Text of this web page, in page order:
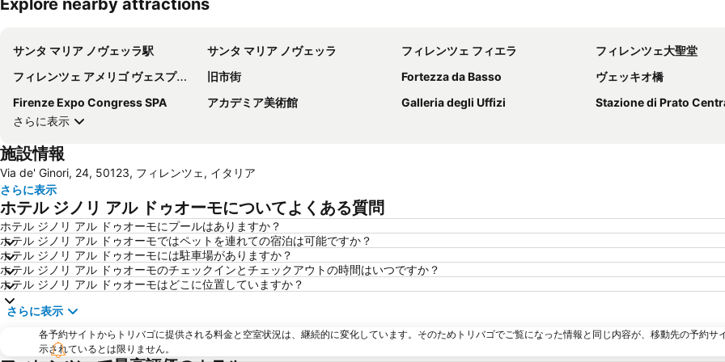
サンタ マリア ノヴェッラ駅 サンタ マリア ノヴェッラ フィレンツェ フィエラ
フィレンツェ大聖堂
フィレンツェ アメリゴ ヴェスプッチ空港
旧市街 Fortezza da Basso
ヴェッキオ橋
Firenze Expo Congress SPA
アカデミア美術館 Galleria degli Uffizi
Stazione di Prato
さらに表示
施設情報
Via de' Ginori, 24, 50123, フィレンツェ, イタリア
さらに表示
ホテル ジノリ アル ドゥオーモについてよくある質問
ホテル ジノリ アル ドゥオーモにプールはありますか？
ホテル ジノリ アル ドゥオーモではペットを連れての宿泊は可能ですか？
ホテル ジノリ アル ドゥオーモには駐車場がありますか？
ホテル ジノリ アル ドゥオーモのチェックインとチェックアウトの時間はいつですか？
ホテル ジノリ アル ドゥオーモはどこに位置していますか？
さらに表示
各予約サイトからトリバゴに提供される料金と空室状況は、継続的に変化しています。そのためトリバゴでご覧になった情報と同じ内容が、移動先の予約サ
示されているとは限りません。